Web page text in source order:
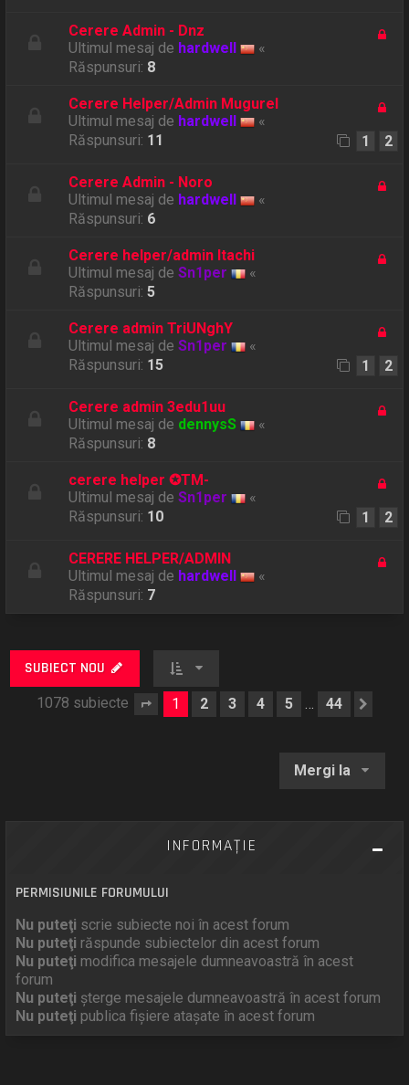
Cerere Admin - Dnz
Ultimul mesaj de hardwell
«
Răspunsuri: 8
Cerere Helper/Admin Mugurel
Ultimul mesaj de hardwell
«
Răspunsuri: 11 1 2
Cerere Admin - Noro
Ultimul mesaj de hardwell
«
Răspunsuri: 6
Cerere helper/admin Itachi
Ultimul mesaj deSn1per
«
Răspunsuri:5
Cerere admin TriUNghY
Ultimul mesaj deSn1per
«
Răspunsuri: 15 1 2
Cerere admin 3edu1uu
Ultimul mesaj de dennysS
«
Răspunsuri: 8
cerere helper ✪TM-
Ultimul mesaj deSn1per
«
Răspunsuri: 10 1 2
CERERE HELPER/ADMIN
Ultimul mesaj de hardwell
«
Răspunsuri: 7
SUBIECT NOU
1078 subiecte Pagina1 din 44
1 2 3 4 5 … 44
Mergi la
INFORMAŢIE
PERMISIUNILE FORUMULUI
Nu puteţi scrie subiecte noi în acest forum
Nu puteţi răspunde subiectelor din acest forum
Nu puteţi modifica mesajele dumneavoastră în acest
forum
Nu puteţi şterge mesajele dumneavoastră în acest forum
Nu puteţi publica fişiere ataşate în acest forum